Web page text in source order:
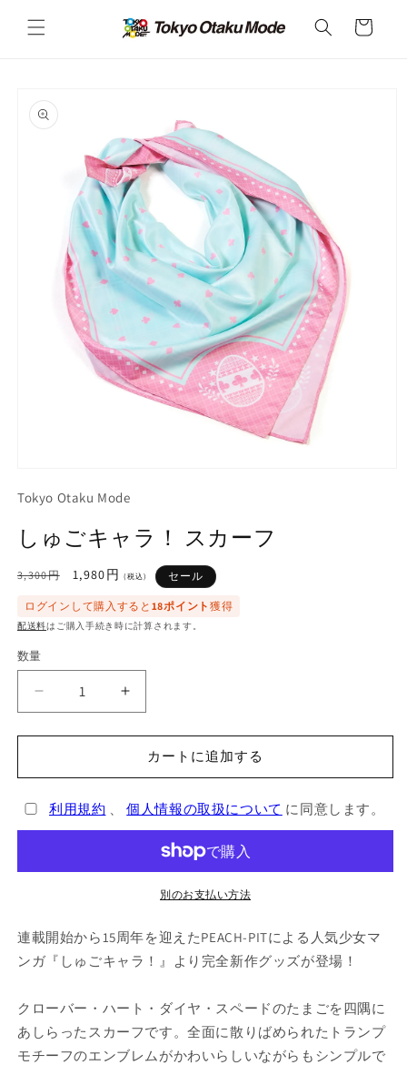
ンツに
進む
ー
報にス
キップ
ー
で
デ
ア
(1)
開
く
Tokyo Otaku Mode
しゅごキャラ！ スカーフ
通
価
格
3,300円
セ
ル
価
1,980円(税込) セール
ログインして購入すると 18ポイント 獲得
配送料はご購入手続き時に計算されます。
数量
ラ！
ス
ー
数
量
減
ら
す
し
ラ！
ス
ー
数
量
増
や
す
カートに追加する
利用規約 、個人情報の取扱について に同意します。
別のお支払い方法
連載開始から15周年を迎えたPEACH-PITによる人気少女マ
ンガ『しゅごキャラ！』より完全新作グッズが登場！
クローバー・ハート・ダイヤ・スペードのたまごを四隅に
あしらったスカーフです。全面に散りばめられたトランプ
モチーフのエンブレムがかわいらしいながらもシンプルで